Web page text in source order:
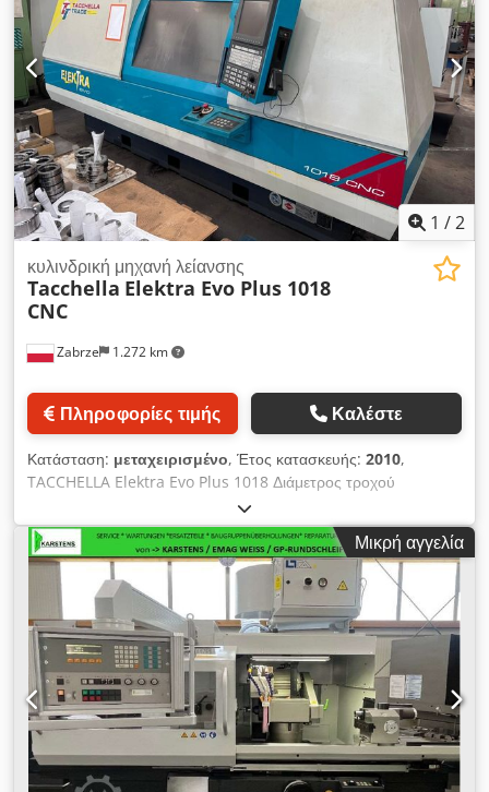
1 /2
Zabrze 1.272 km
κυλινδρική μηχανή λείανσης
Tacchella Elektra Evo Plus 1018
CNC
Πληροφορίες τιμής Καλέστε
Κατάσταση: μεταχειρισμένο, Έτος κατασκευής: 2010,
TACCHELLA Elektra Evo Plus 1018 Διάμετρος τροχού
λείανσης: 350 mm Μήκος λείανσης: 1000 mm Dksdpfx
Aszmtblocior Ύψος κέντρου: 180 mm Σύστημα ελέγχου:
Fanuc Πλάτος τροχού λείανσης: 80 (100) mm Διάμετρος
τροχού λείανσης: 450 mm Ισχύς κινητήρα τροχού λείανσης:
7,5 kW
Μικρή αγγελία